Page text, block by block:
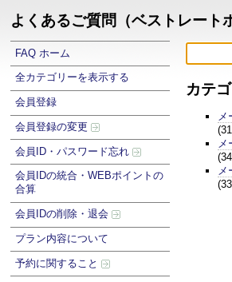
よくあるご質問（ベストレート
FAQ ホーム
全カテゴリーを表示する
会員登録
会員登録の変更
会員ID・パスワード忘れ
会員IDの統合・WEBポイントの
合算
会員IDの削除・退会
プラン内容について
予約に関すること
カテ